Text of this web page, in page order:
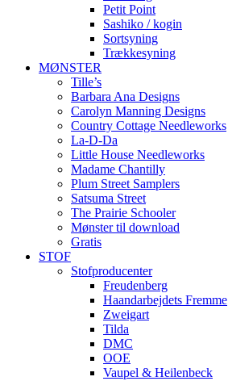
Petit Point
Sashiko / kogin
Sortsyning
Trækkesyning
MØNSTER
Tille’s
Barbara Ana Designs
Carolyn Manning Designs
Country Cottage Needleworks
La-D-Da
Little House Needleworks
Madame Chantilly
Plum Street Samplers
Satsuma Street
The Prairie Schooler
Mønster til download
Gratis
STOF
Stofproducenter
Freudenberg
Haandarbejdets Fremme
Zweigart
Tilda
DMC
OOE
Vaupel & Heilenbeck